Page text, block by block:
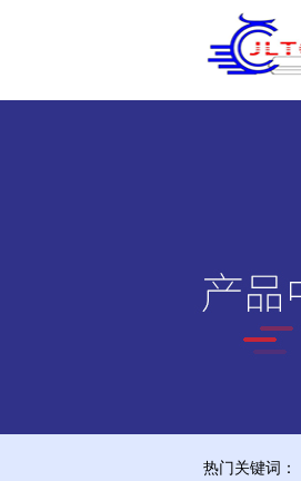
热门关键词：